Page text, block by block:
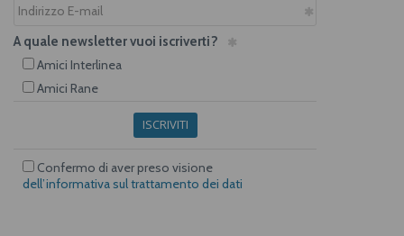
A quale newsletter vuoi iscriverti?
Amici Interlinea
Amici Rane
ISCRIVITI
Confermo di aver preso visione
dell’informativa sul trattamento dei dati